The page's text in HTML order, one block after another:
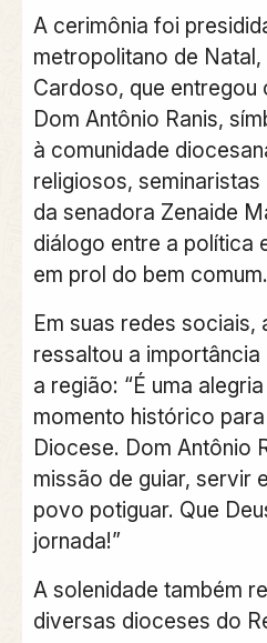
A cerimônia foi
metropolitano de
Cardoso, que entregou
Dom Antônio Ranis,
à comunidade
religiosos,
da senadora Zenaide
diálogo entre a política
em prol do bem comum.
Em suas redes sociais,
ressaltou a
a região: “É uma
momento histórico
Diocese. Dom Antônio
missão de guiar, servir
povo potiguar. Que
jornada!”
A solenidade também
diversas dioceses do